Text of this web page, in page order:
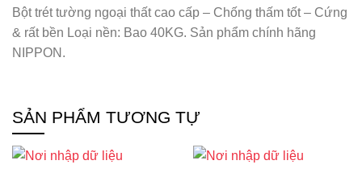
Bột trét tường ngoại thất cao cấp – Chống thấm tốt – Cứng
& rất bền Loại nền: Bao 40KG. Sản phẩm chính hãng
NIPPON.
SẢN PHẨM TƯƠNG TỰ